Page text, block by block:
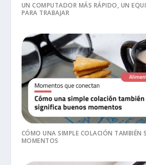
UN COMPUTADOR MÁS RÁPIDO, UN
PARA TRABAJAR
CÓMO UNA SIMPLE COLACIÓN TAMBIÉN
MOMENTOS